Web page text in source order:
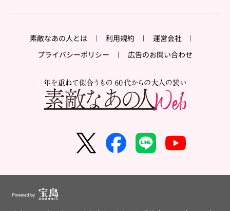
素敵なあの人とは 利用規約
運営会社
プライバシーポリシー
広告のお問い合わせ